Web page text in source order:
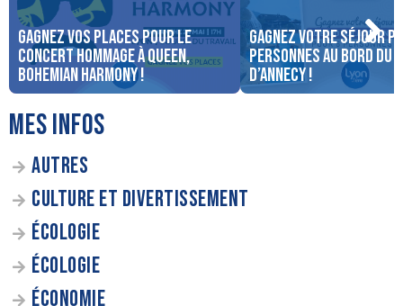
Gagnez vos places pour le
concert Hommage à Queen,
Bohemian Harmony !
Gagnez votre séjour
personnes au bord du
d’Annecy !
MES INFOS
AUTRES
CULTURE ET DIVERTISSEMENT
ÉCOLOGIE
ÉCOLOGIE
ÉCONOMIE